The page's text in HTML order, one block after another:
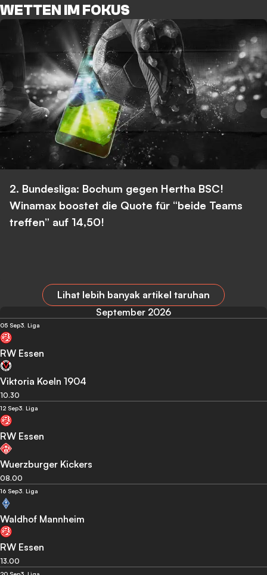
WETTEN IM FOKUS
2. Bundesliga: Bochum gegen Hertha BSC!
Winamax boostet die Quote für “beide Teams
treffen” auf 14,50!
Lihat lebih banyak artikel taruhan
September 2026
05 Sep3. Liga
RW Essen
Viktoria Koeln 1904
10.30
12 Sep3. Liga
RW Essen
Wuerzburger Kickers
08.00
16 Sep3. Liga
Waldhof Mannheim
RW Essen
13.00